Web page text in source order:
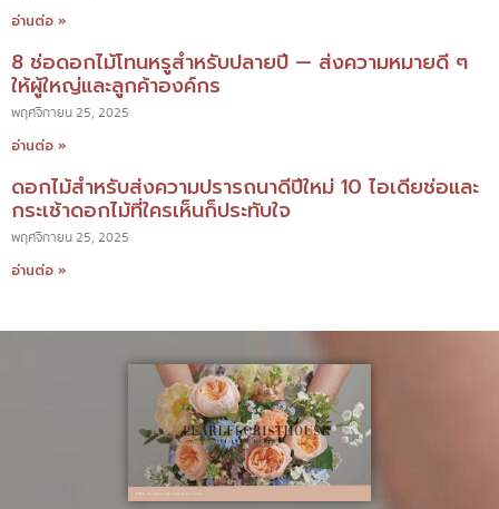
อ่านต่อ »
8 ช่อดอกไม้โทนหรูสำหรับปลายปี — ส่งความหมายดี ๆ
ให้ผู้ใหญ่และลูกค้าองค์กร
พฤศจิกายน 25, 2025
อ่านต่อ »
ดอกไม้สำหรับส่งความปรารถนาดีปีใหม่ 10 ไอเดียช่อและ
กระเช้าดอกไม้ที่ใครเห็นก็ประทับใจ
พฤศจิกายน 25, 2025
อ่านต่อ »